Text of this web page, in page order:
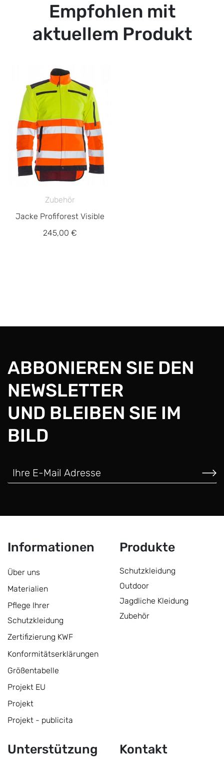
Empfohlen mit
aktuellem Produkt
Zubehör
Jacke Profiforest Visible
245,00 €
ABBONIEREN SIE DEN
NEWSLETTER
UND BLEIBEN SIE IM
BILD
Informationen
Über uns
Materialien
Pflege Ihrer
Schutzkleidung
Zertifizierung KWF
Konformitätserklärungen
Größentabelle
Projekt EU
Projekt
Projekt - publicita
Produkte
Schutzkleidung
Outdoor
Jagdliche Kleidung
Zubehör
Unterstützung Kontakt